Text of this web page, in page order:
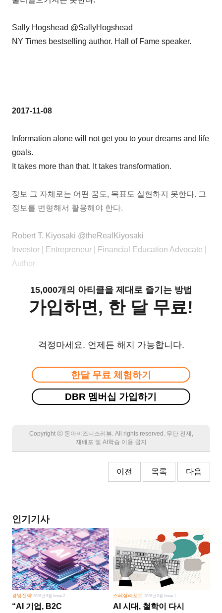
Sally Hogshead @SallyHogshead
NY Times bestselling author. Hall of Fame speaker.
2017-11-08
Information alone will not get you to your dreams and life
goals.
It takes more than that. It takes transformation.
정보 그 자체로는 어떤 꿈도, 목표도 실현하지 못한다. 그
정보를 변형해서 활용해야 한다.
Robert T. Kiyosaki @theRealKiyosaki
Investor | Entrepreneur | Financial Education Advocate |
Author
15,000개의 아티클을 제대로 즐기는 방법
가입하면, 한 달 무료!
걱정마세요. 언제든 해지 가능합니다.
한달 무료 체험하기
DBR 멤버십 가입하기
Copyright Ⓒ 동아비즈니스리뷰. All rights reserved. 무단 전재,
재배포 및 AI학습 이용 금지
이전 목록 다음
인기기사
경영전략 2026년 5월 Issue 2
“AI 기업, B2C
스페셜리포트 2026년 8월 Issue 1
AI 시대, 철학이 다시